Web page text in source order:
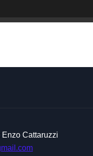
Cattaruzzi